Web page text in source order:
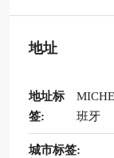
地址
地址标
签:
班牙
城市标签: